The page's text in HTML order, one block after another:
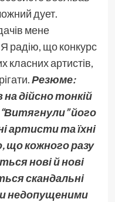
дует.
мене
радію, що конкурс
класних артистів,
Резюме:
на дійсно тонкій
“Витягнули” його
артисти та їхні
що кожного разу
нові й нові
скандальні
недопущеними